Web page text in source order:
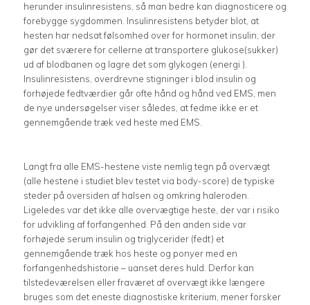
herunder insulinresistens, så man bedre kan diagnosticere og
forebygge sygdommen. Insulinresistens betyder blot, at
hesten har nedsat følsomhed over for hormonet insulin, der
gør det sværere for cellerne at transportere glukose(sukker)
ud af blodbanen og lagre det som glykogen (energi ).
Insulinresistens, overdrevne stigninger i blod insulin og
forhøjede fedtværdier går ofte hånd og hånd ved EMS, men
de nye undersøgelser viser således, at fedme ikke er et
gennemgående træk ved heste med EMS.
Langt fra alle EMS-hestene viste nemlig tegn på overvægt
(alle hestene i studiet blev testet via body-score) de typiske
steder på oversiden af halsen og omkring haleroden.
Ligeledes var det ikke alle overvægtige heste, der var i risiko
for udvikling af forfangenhed. På den anden side var
forhøjede serum insulin og triglycerider (fedt) et
gennemgående træk hos heste og ponyer med en
forfangenhedshistorie – uanset deres huld. Derfor kan
tilstedeværelsen eller fraværet af overvægt ikke længere
bruges som det eneste diagnostiske kriterium, mener forsker